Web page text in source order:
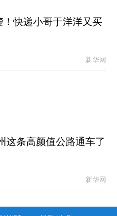
快递小哥于洋洋又买
新华网
这条高颜值公路通车了
新华网